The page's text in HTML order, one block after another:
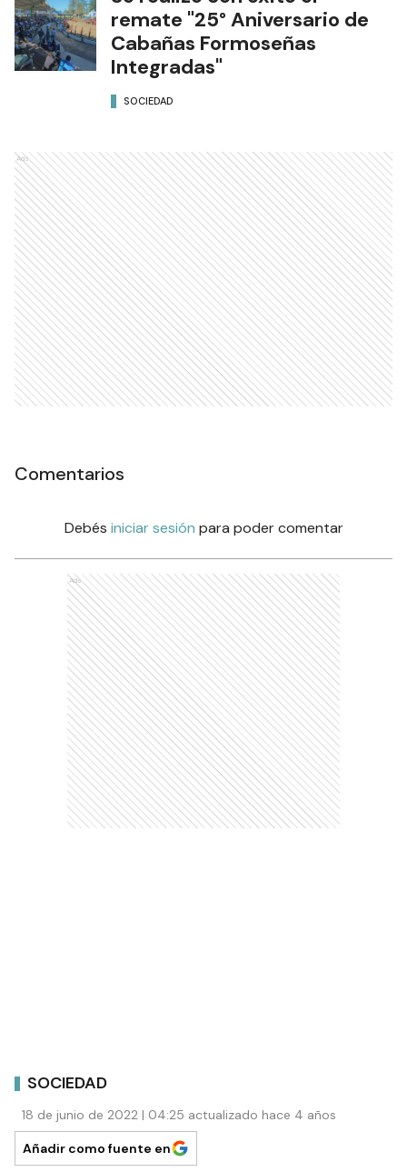
remate "25° Aniversario de
Cabañas Formoseñas
Integradas"
SOCIEDAD
Ads
Comentarios
Debés iniciar sesión para poder comentar
Ads
SOCIEDAD
18 de junio de 2022 | 04:25 actualizado hace 4 años
Añadir como fuente en